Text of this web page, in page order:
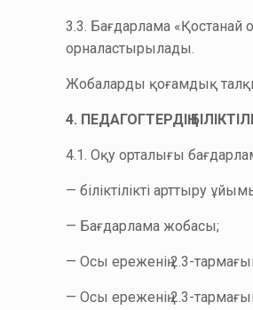
3.3. Бағдарлама «Қостанай
орналастырылады.
Жобаларды қоғамдық
4. ПЕДАГОГТЕРДІҢ
4.1. Оқу орталығы
— біліктілікті арттыру
— Бағдарлама жобасы;
— Осы ереженің 2.3-
— Осы ереженің 2.3-